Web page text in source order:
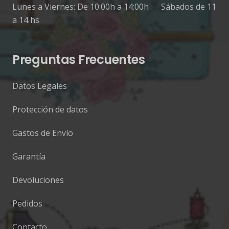
Lunes a Viernes: De 10:00h a 14:00h Sábados de 11
a 14 hs
Preguntas Frecuentes
Datos Legales
Protección de datos
Gastos de Envío
Garantía
Devoluciones
Pedidos